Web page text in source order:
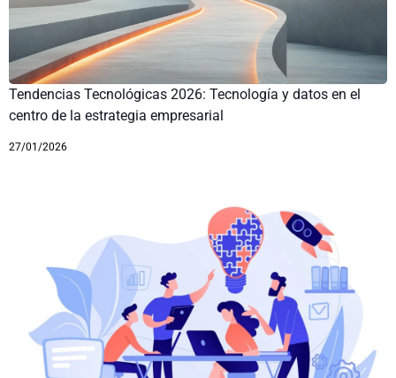
Tendencias Tecnológicas 2026: Tecnología y datos en el
centro de la estrategia empresarial
27/01/2026